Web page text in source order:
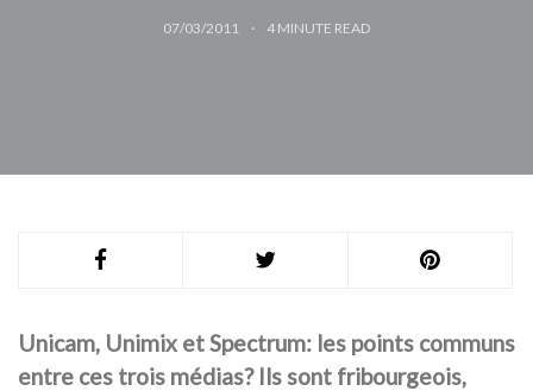
07/03/2011 4 MINUTE READ
Unicam, Unimix et Spectrum: les points communs
entre ces trois médias? Ils sont fribourgeois,